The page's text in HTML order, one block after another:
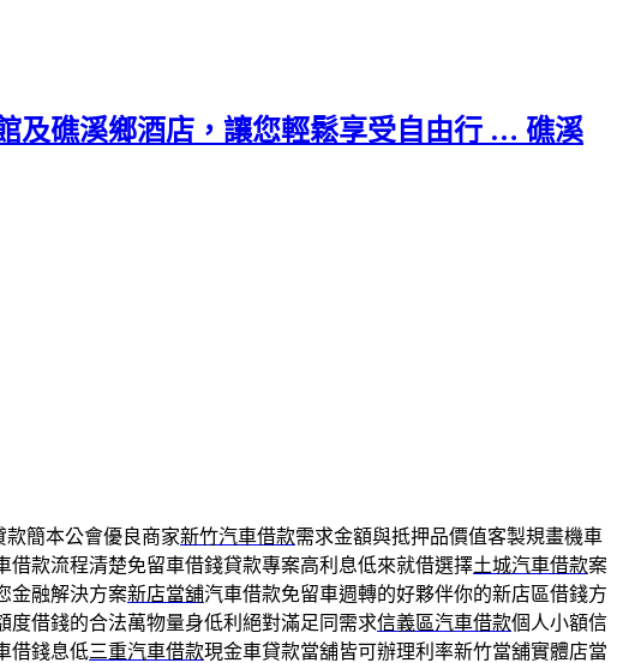
及礁溪鄉酒店，讓您輕鬆享受自由行 … 礁溪
簡本公會優良商家新竹汽車借款需求金額與抵押品價值客製規畫機車
借款流程清楚免留車借錢貸款專案高利息低來就借選擇土城汽車借款案
金融解決方案新店當舖汽車借款免留車週轉的好夥伴你的新店區借錢方
度借錢的合法萬物量身低利絕對滿足同需求信義區汽車借款個人小額信
借錢息低三重汽車借款現金車貸款當舖皆可辦理利率新竹當舖實體店當